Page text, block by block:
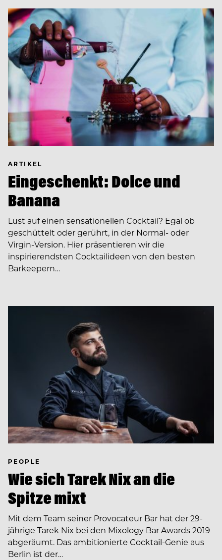
ARTIKEL
Eingeschenkt: Dolce und
Banana
Lust auf einen sensationellen Cocktail? Egal ob
geschüttelt oder gerührt, in der Normal- oder
Virgin-Version. Hier präsentieren wir die
inspirierendsten Cocktailideen von den besten
Barkeepern…
PEOPLE
Wie sich Tarek Nix an die
Spitze mixt
Mit dem Team seiner Provocateur Bar hat der 29-
jährige Tarek Nix bei den Mixology Bar Awards 2019
abgeräumt. Das ambitionierte Cocktail-Genie aus
Berlin ist der…